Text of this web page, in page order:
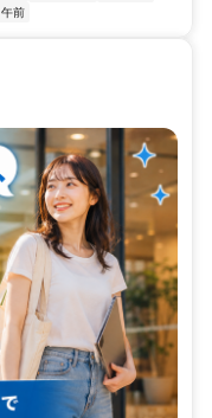
午前